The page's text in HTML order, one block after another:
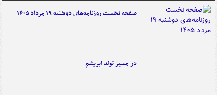
صفحه نخست روزنامه‌های دوشنبه ۱۹ مرداد ۱۴۰۵
در مسیر تولد ابریشم